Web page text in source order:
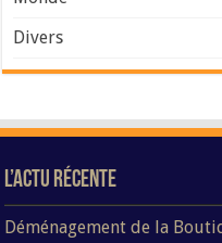
Divers
L’Actu Récente
Déménagement de la